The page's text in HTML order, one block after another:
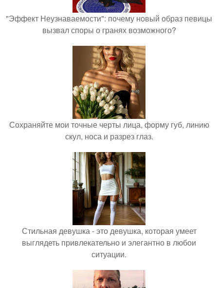
"Эффект Неузнаваемости": почему новый образ певицы
вызвал споры о гранях возможного?
Сохраняйте мои точные черты лица, форму губ, линию
скул, носа и разрез глаз.
Стильная девушка - это девушка, которая умеет
выглядеть привлекательно и элегантно в любои
ситуации.